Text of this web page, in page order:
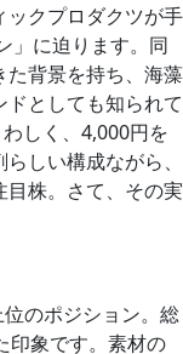
ックプロダクツが手
」に迫ります。同
た背景を持ち、海藻
としても知られて
しく、4,000円を
しい構成ながら、
株。さて、その実
のポジション。総
印象です。素材の